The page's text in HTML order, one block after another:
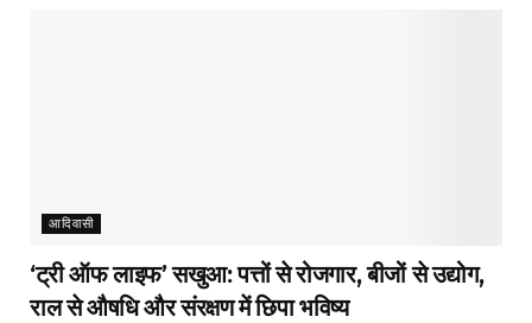
आदिवासी
‘ट्री ऑफ लाइफ’ सखुआ: पत्तों से रोजगार, बीजों से उद्योग,
राल से औषधि और संरक्षण में छिपा भविष्य